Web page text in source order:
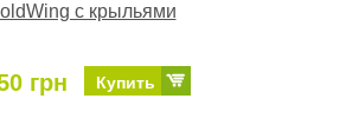
с крыльями
грн Купить